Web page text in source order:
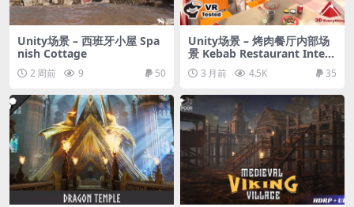
Unity场景 – 西班牙小屋 Spa
nish Cottage
2 周前 9 50
Unity场景 – 烤肉餐厅内部场
景 Kebab Restaurant Interi
or 3 月前 4.5K 35